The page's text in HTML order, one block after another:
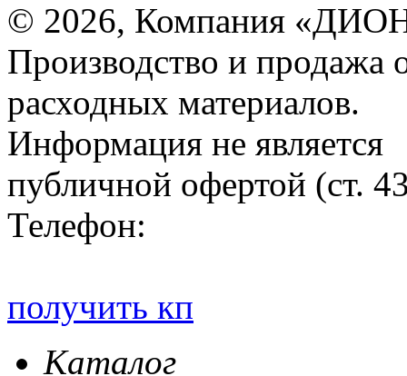
© 2026, Компания
Производство и продажа
расходных материалов.
Информация не является
публичной офертой (ст.
Телефон:
получить кп
Каталог